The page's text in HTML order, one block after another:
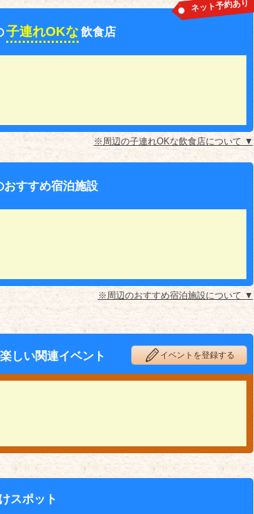
子連れOKな飲食店
ネット予約あり
※周辺の子連れOKな飲食店について ▼
すすめ宿泊施設
※周辺のおすすめ宿泊施設について ▼
しい関連イベント イベントを登録する
スポット